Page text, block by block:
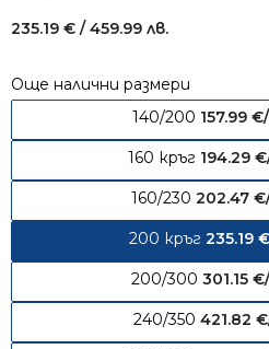
235.19 € / 459.99 лв.
Още налични размери
140/200 157.99 €
160 кръг 194.29 €
160/230 202.47 €
200 кръг 235.19 €
200/300 301.15 €
240/350 421.82 €